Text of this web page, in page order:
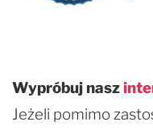
Wypróbuj nasz
Jeżeli pomimo